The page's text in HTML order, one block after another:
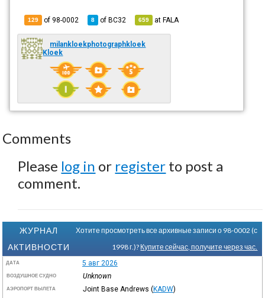
129 of 98-0002 8 ofBC32 659 atFALA
milankloekphotographkloek
Kloek
Comments
Please log in or register to post a
comment.
ЖУРНАЛ
АКТИВНОСТИ
Хотите просмотреть все архивные записи о 98-0002 (с
1998 г.)? Купите сейчас, получите через час.
ДАТА 5 авг 2026
ВОЗДУШНОЕ СУДНО Unknown
АЭРОПОРТ ВЫЛЕТА Joint Base Andrews (KADW)